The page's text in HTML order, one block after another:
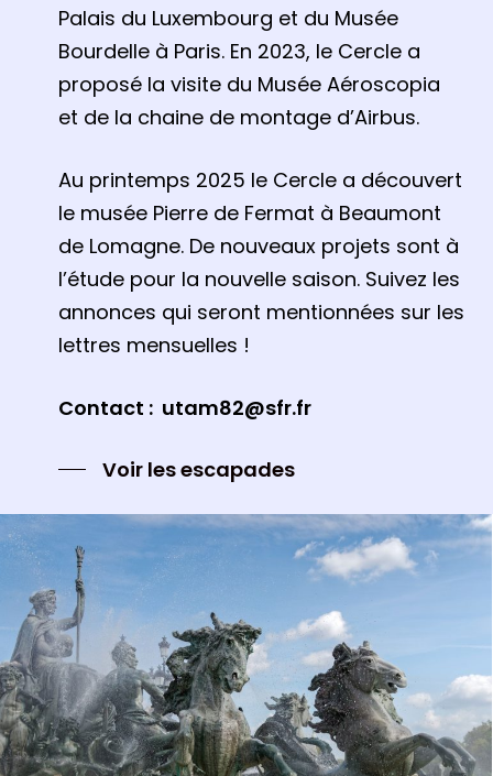
Palais du Luxembourg et du Musée
Bourdelle à Paris. En 2023, le Cercle a
proposé la visite du Musée Aéroscopia
et de la chaine de montage d’Airbus.
Au printemps 2025 le Cercle a découvert
le musée Pierre de Fermat à Beaumont
de Lomagne. De nouveaux projets sont à
l’étude pour la nouvelle saison. Suivez les
annonces qui seront mentionnées sur les
lettres mensuelles !
Contact : utam82@sfr.fr
Voir les escapades